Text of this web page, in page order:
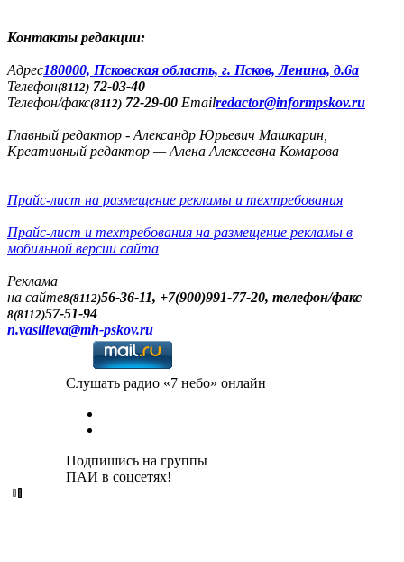
Контакты редакции:
Адреc180000, Псковская область, г. Псков, Ленина, д.6а
Телефон(8112) 72-03-40
Телефон/факс(8112) 72-29-00 Emailredactor@informpskov.ru
Главный редактор - Александр Юрьевич Машкарин,
Креативный редактор — Алена Алексеевна Комарова
Прайс-лист на размещение рекламы и техтребования
Прайс-лист и техтребования на размещение рекламы в
мобильной версии сайта
Реклама
на сайте8(8112)56-36-11, +7(900)991-77-20, телефон/факс
8(8112)57-51-94
n.vasilieva@mh-pskov.ru
Слушать радио «7 небо» онлайн
Подпишись на группы
ПАИ в соцсетях!